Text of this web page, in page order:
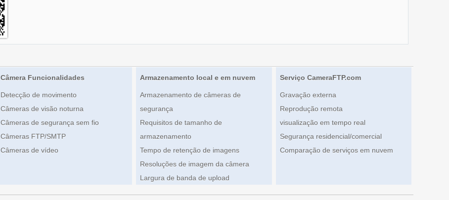
Câmera Funcionalidades
Detecção de movimento
Câmeras de visão noturna
Câmeras de segurança sem fio
Câmeras FTP/SMTP
Câmeras de vídeo
Armazenamento local e em nuvem
Armazenamento de câmeras de
segurança
Requisitos de tamanho de
armazenamento
Tempo de retenção de imagens
Resoluções de imagem da câmera
Largura de banda de upload
Serviço CameraFTP.com
Gravação externa
Reprodução remota
visualização em tempo real
Segurança residencial/comercial
Comparação de serviços em nuvem